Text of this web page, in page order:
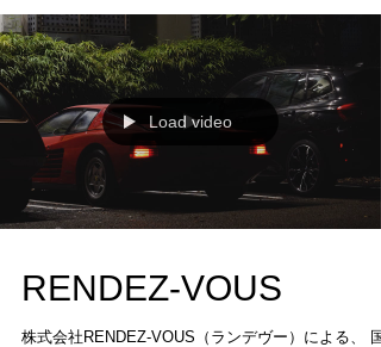
Load video
RENDEZ-VOUS
株式会社RENDEZ-VOUS（ランデヴー）による、 国